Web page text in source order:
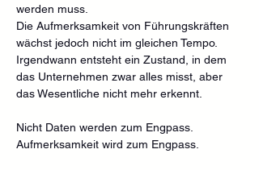
werden muss.
Die Aufmerksamkeit von Führungskräften
wächst jedoch nicht im gleichen Tempo.
Irgendwann entsteht ein Zustand, in dem
das Unternehmen zwar alles misst, aber
das Wesentliche nicht mehr erkennt.
Nicht Daten werden zum Engpass.
Aufmerksamkeit wird zum Engpass.